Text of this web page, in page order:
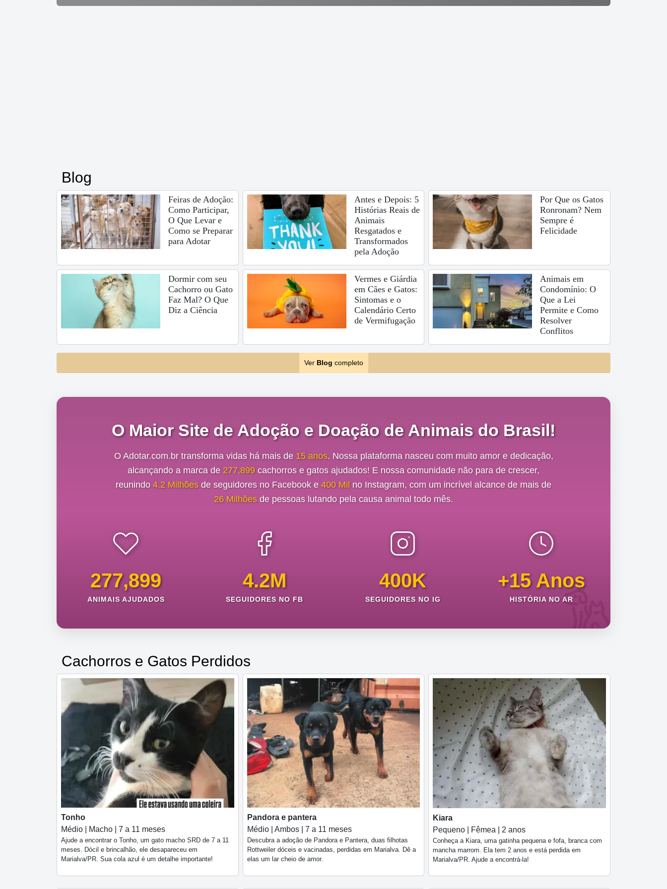
Blog
Feiras de Adoção:
Como Participar,
O Que Levar e
Como se Preparar
para Adotar
Antes e Depois: 5
Histórias Reais de
Animais
Resgatados e
Transformados
pela Adoção
Por Que os Gatos
Ronronam? Nem
Sempre é
Felicidade
Dormir com seu
Cachorro ou Gato
Faz Mal? O Que
Diz a Ciência
Vermes e Giárdia
em Cães e Gatos:
Sintomas e o
Calendário Certo
de Vermifugação
Animais em
Condomínio: O
Que a Lei
Permite e Como
Resolver
Conflitos
Ver Blog completo
O Maior Site de Adoção e Doação de Animais do Brasil!
O Adotar.com.br transforma vidas há mais de 15 anos. Nossa plataforma nasceu com muito amor e dedicação,
alcançando a marca de 277,899cachorros e gatos ajudados! E nossa comunidade não para de crescer,
reunindo 4.2 Milhõesde seguidores no Facebook e 400 Mil no Instagram, com um incrível alcance de mais de
26 Milhõesde pessoas lutando pela causa animal todo mês.
277,899
ANIMAIS AJUDADOS
4.2M
SEGUIDORES NO FB
400K
SEGUIDORES NO IG
+15 Anos
HISTÓRIA NO AR
Cachorros e Gatos Perdidos
Tonho
Médio | Macho | 7 a 11 meses
Ajude a encontrar o Tonho, um gato macho SRD de 7 a 11
meses. Dócil e brincalhão, ele desapareceu em
Marialva/PR. Sua cola azul é um detalhe importante!
Pandora e pantera
Médio | Ambos | 7 a 11 meses
Descubra a adoção de Pandora e Pantera, duas filhotas
Rottweiler dóceis e vacinadas, perdidas em Marialva. Dê a
elas um lar cheio de amor.
Kiara
Pequeno | Fêmea | 2 anos
Conheça a Kiara, uma gatinha pequena e fofa, branca com
mancha marrom. Ela tem 2 anos e está perdida em
Marialva/PR. Ajude a encontrá-la!